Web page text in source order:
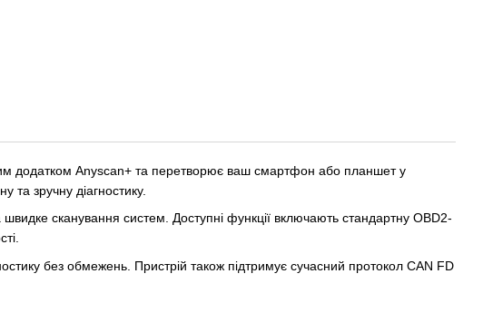
додатком Anyscan+ та перетворює ваш смартфон або планшет у
та зручну діагностику.
сканування систем. Доступні функції включають стандартну OBD2-
без обмежень. Пристрій також підтримує сучасний протокол CAN FD